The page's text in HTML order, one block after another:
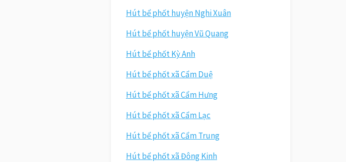
Hút bể phốt huyện Nghi Xuân
Hút bể phốt huyện Vũ Quang
Hút bể phốt Kỳ Anh
Hút bể phốt xã Cẩm Duệ
Hút bể phốt xã Cẩm Hưng
Hút bể phốt xã Cẩm Lạc
Hút bể phốt xã Cẩm Trung
Hút bể phốt xã Đông Kinh